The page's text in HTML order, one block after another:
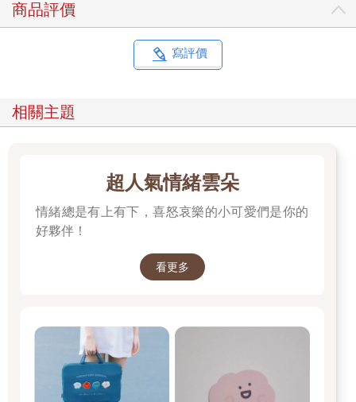
商品評價
寫評價
相關主題
超人氣情緒雲朵
情緒總是有上有下，喜怒哀樂的小可愛們是你的
好夥伴！
看更多